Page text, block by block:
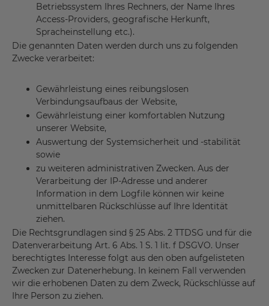
Betriebssystem Ihres Rechners, der Name Ihres
Access-Providers, geografische Herkunft,
Spracheinstellung etc.).
Die genannten Daten werden durch uns zu folgenden
Zwecke verarbeitet:
Gewährleistung eines reibungslosen
Verbindungsaufbaus der Website,
Gewährleistung einer komfortablen Nutzung
unserer Website,
Auswertung der Systemsicherheit und -stabilität
sowie
zu weiteren administrativen Zwecken. Aus der
Verarbeitung der IP-Adresse und anderer
Information in dem Logfile können wir keine
unmittelbaren Rückschlüsse auf Ihre Identität
ziehen.
Die Rechtsgrundlagen sind § 25 Abs. 2 TTDSG und für die
Datenverarbeitung Art. 6 Abs. 1 S. 1 lit. f DSGVO. Unser
berechtigtes Interesse folgt aus den oben aufgelisteten
Zwecken zur Datenerhebung. In keinem Fall verwenden
wir die erhobenen Daten zu dem Zweck, Rückschlüsse auf
Ihre Person zu ziehen.